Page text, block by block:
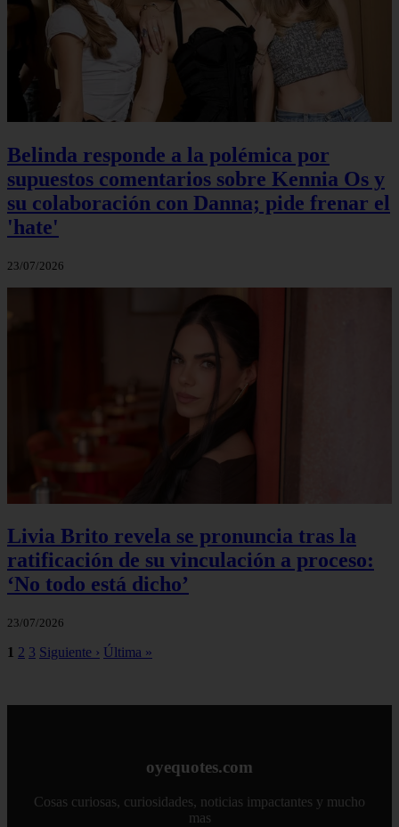
Belinda responde a la polémica por
supuestos comentarios sobre Kennia Os y
su colaboración con Danna; pide frenar el
'hate'
23/07/2026
Livia Brito revela se pronuncia tras la
ratificación de su vinculación a proceso:
‘No todo está dicho’
23/07/2026
1 2 3 Siguiente › Última »
oyequotes.com
Cosas curiosas, curiosidades, noticias impactantes y mucho
mas